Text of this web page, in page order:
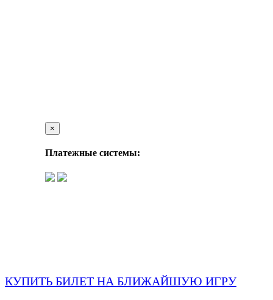
×
Платежные системы:
КУПИТЬ БИЛЕТ НА БЛИЖАЙШУЮ ИГРУ